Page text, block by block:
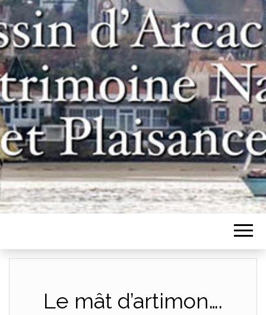
BASSIN
D'ARCACHON,
PATRIMOINE
NAVAL ET
PLAISANCE
Un site pour les inconditionnels des
bateaux et de l'histoire du bassin
d'Arcachon
Le mât d’artimon….